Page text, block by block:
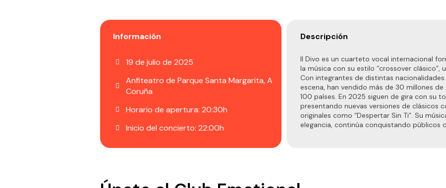
Información
19 de julio de 2025
Anfiteatro de Parque Santa Margarita, A
Coruña
Horario de apertura: 20:30h
Inicio del concierto: 22:00h
Descripción
Il Divo es un cuarteto vocal internacional
la música con su estilo “crossover clásico”,
Con integrantes de distintas
escena, han vendido más de 30 millones
100 países. En 2025 siguen de gira con su
presentando nuevas versiones de clásicos
originales como “Despertar Sin Ti”. Su
elegancia, continúa conquistando públicos